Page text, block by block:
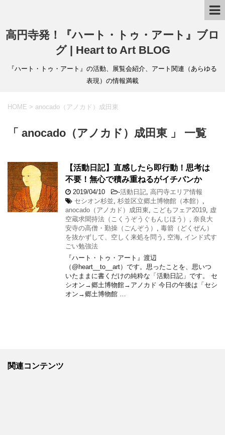
高円寺発！『ハート・トゥ・アート』ブロ
グ | Heart to Art BLOG
『ハート・トゥ・アート』の活動、展覧会紹介、アート関連（あらゆる
表現）の情報満載
HOME > anocado（アノカド）成田東
「 anocado（アノカド）成田東 」 一覧
【活動日記】直感したら即行動！思考は
不要！無心で積み重ねるがイチバンか
2019/04/10 -活動日記 高円寺エリア情報
セシオン杉並 杉並区立郷土博物館（本館）
anocado（アノカド）成田東
こどもフェア2019 虚
空蔵求聞持法（こくうぞうぐもんじほう）
奈良大
安寺の高僧・勤操（ごんぞう）
毒箭（どくぜん）
を抜かずして、空しく来処を問う
空海 インド式す
ごい勉強法
『ハート・トゥ・アート』渡辺
（@heart__to__art）です。思ったことを、思いつ
いたままに書くだけの純粋な「活動日記」です。 セ
シオン→郷土博物館→アノカド 今日の午後は「セシ
オン→郷土博物館 …
関連コンテンツ